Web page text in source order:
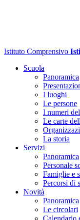
Istituto Comprensivo
Scuola
Panoramica
I luoghi
Le persone
I numeri
Le carte
La storia
Servizi
Panoramica
Personale
Famiglie e
Percorsi di
Novità
Panoramica
Le circolari
Calendario